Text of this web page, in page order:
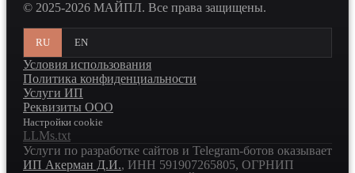
© 2025-2026 МАЙПЛ. Все права защищены.
RU EN
Условия использования
Политика конфиденциальности
Услуги ИП
Реквизиты ООО
Настройки cookie
LLMs.txt
Услуги по разработке сайтов и Telegram-ботов оказывает
ИП Акерман Д.И., ИНН 591907265805, ОГРНИП